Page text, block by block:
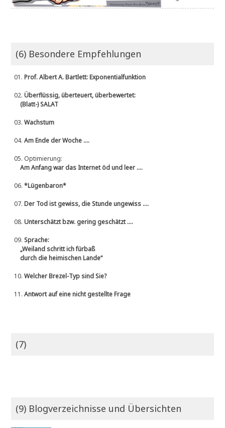
(6) Besondere Empfehlungen
01.Prof. Albert A. Bartlett: Exponentialfunktion
02.Überflüssig, überteuert, überbewertet:
(Blatt-) SALAT
03.Wachstum
04.Am Ende der Woche ....
05. Optimierung:
Am Anfang war das Internet öd und leer ....
06.*Lügenbaron*
07.Der Tod ist gewiss, die Stunde ungewiss ....
08.Unterschätzt bzw. gering geschätzt ....
09.Sprache:
„Weiland schritt ich fürbaß
durch die heimischen Lande“
10.Welcher Brezel-Typ sind Sie?
11.Antwort auf eine nicht gestellte Frage
(7)
(9) Blogverzeichnisse und Übersichten